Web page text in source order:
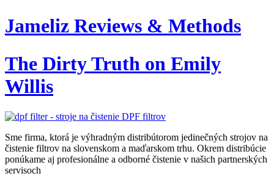
Jameliz Reviews & Methods
The Dirty Truth on Emily
Willis
Sme firma, ktorá je výhradným distribútorom jedinečných strojov na
čistenie filtrov na slovenskom a maďarskom trhu. Okrem distribúcie
ponúkame aj profesionálne a odborné čistenie v našich partnerských
servisoch